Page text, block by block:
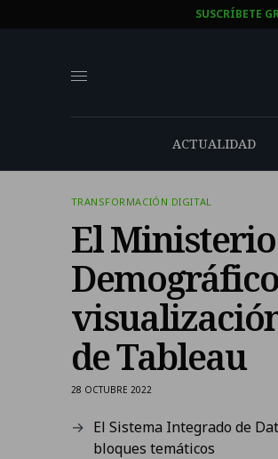
SUSCRÍBETE
ACTUALIDAD
TRANSFORMACIÓN DIGITAL
El
de Tableau
28 OCTUBRE 2022
El Sistema Integrado de
bloques temáticos